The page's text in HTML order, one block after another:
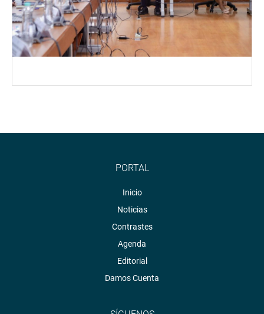
PORTAL
Inicio
Noticias
Contrastes
Agenda
Editorial
Damos Cuenta